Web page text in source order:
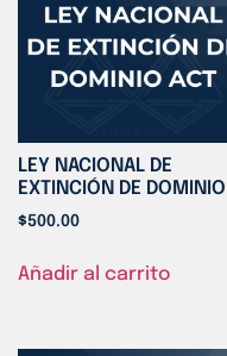
LEY NACIONAL DE
EXTINCIÓN DE DOMINIO
$500.00
Añadir al carrito